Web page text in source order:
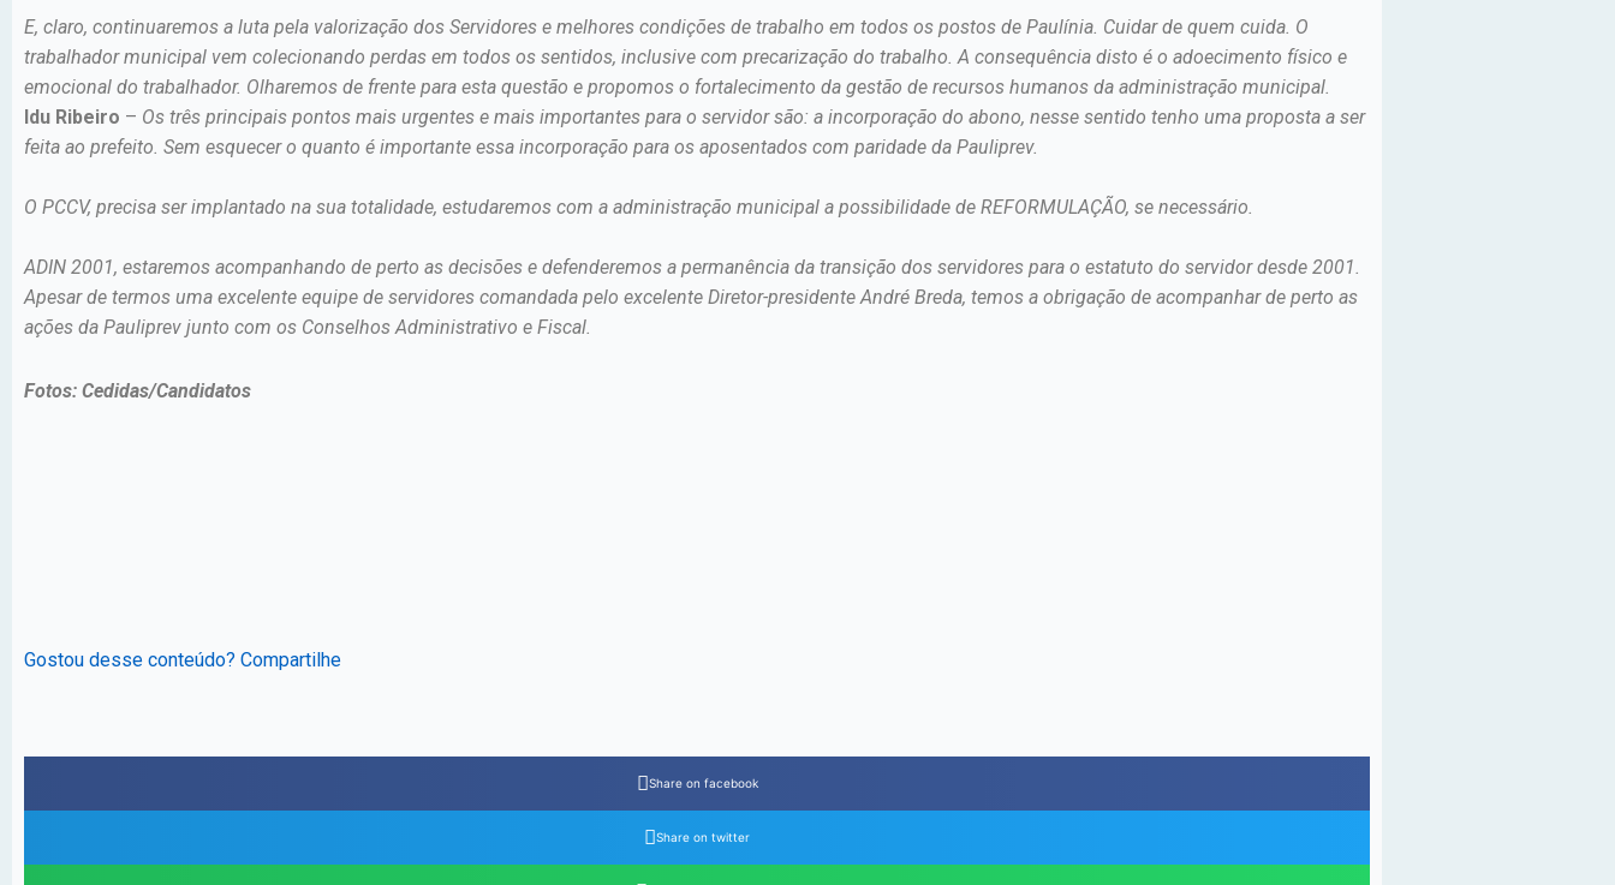
E, claro, continuaremos a luta pela valorização dos Servidores e melhores condições de trabalho em todos os postos de Paulínia. Cuidar de quem cuida. O
trabalhador municipal vem colecionando perdas em todos os sentidos, inclusive com precarização do trabalho. A consequência disto é o adoecimento físico e
emocional do trabalhador. Olharemos de frente para esta questão e propomos o fortalecimento da gestão de recursos humanos da administração municipal.
Idu Ribeiro – Os três principais pontos mais urgentes e mais importantes para o servidor são: a incorporação do abono, nesse sentido tenho uma proposta a ser
feita ao prefeito. Sem esquecer o quanto é importante essa incorporação para os aposentados com paridade da Pauliprev.
O PCCV, precisa ser implantado na sua totalidade, estudaremos com a administração municipal a possibilidade de REFORMULAÇÃO, se necessário.
ADIN 2001, estaremos acompanhando de perto as decisões e defenderemos a permanência da transição dos servidores para o estatuto do servidor desde 2001.
Apesar de termos uma excelente equipe de servidores comandada pelo excelente Diretor-presidente André Breda, temos a obrigação de acompanhar de perto as
ações da Pauliprev junto com os Conselhos Administrativo e Fiscal.
Fotos: Cedidas/Candidatos
Gostou desse conteúdo? Compartilhe
Share on facebook
Share on twitter